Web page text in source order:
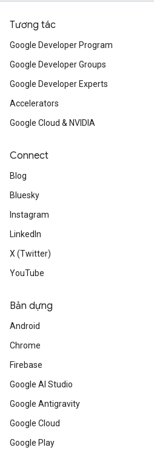
Tương tác
Google Developer Program
Google Developer Groups
Google Developer Experts
Accelerators
Google Cloud & NVIDIA
Connect
Blog
Bluesky
Instagram
LinkedIn
X (Twitter)
YouTube
Bản dựng
Android
Chrome
Firebase
Google AI Studio
Google Antigravity
Google Cloud
Google Play